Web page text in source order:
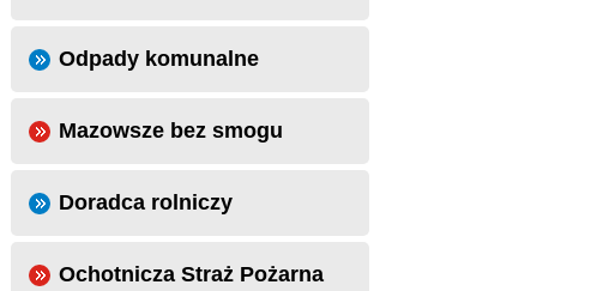
Odpady komunalne
Mazowsze bez smogu
Doradca rolniczy
Ochotnicza Straż Pożarna